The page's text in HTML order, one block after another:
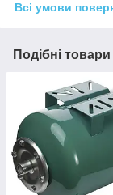
Всі умови
Подібні товари